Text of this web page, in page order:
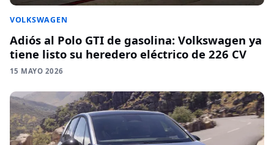
VOLKSWAGEN
Adiós al Polo GTI de gasolina: Volkswagen ya
tiene listo su heredero eléctrico de 226 CV
15 MAYO 2026